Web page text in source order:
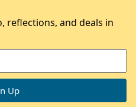
reflections, and deals in